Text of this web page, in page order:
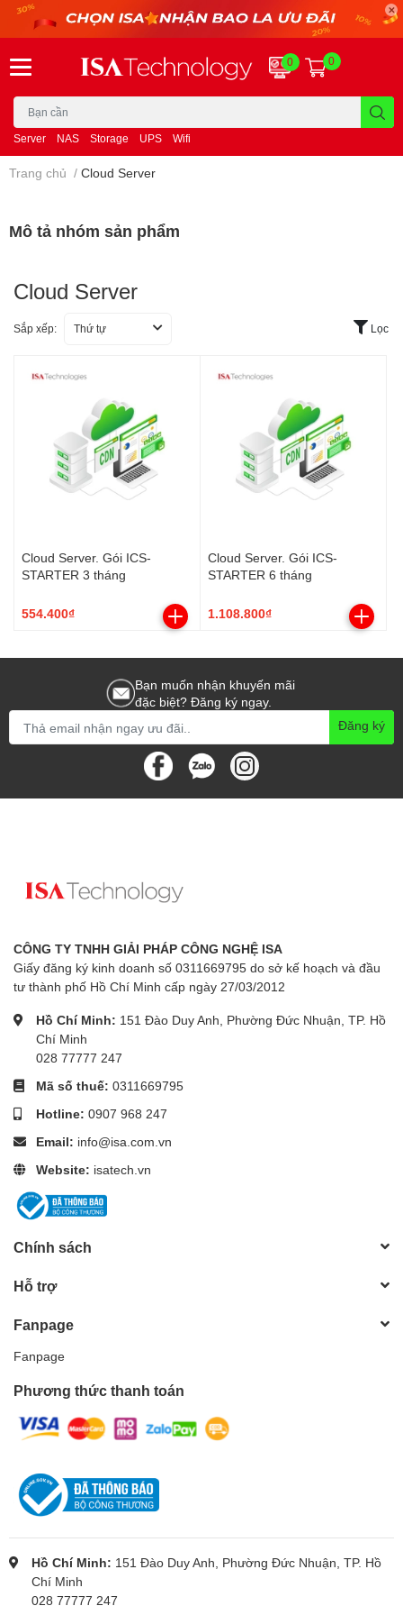
Server NAS Storage UPS Wifi
0 0
Trang chủ / Cloud Server
Mô tả nhóm sản phẩm
Cloud Server
Sắp xếp: Thứ tự Lọc
Cloud Server. Gói ICS-
STARTER 3 tháng
554.400₫
Cloud Server. Gói ICS-
STARTER 6 tháng
1.108.800₫
Bạn muốn nhận khuyến mãi
đặc biệt? Đăng ký ngay.
Đăng ký
CÔNG TY TNHH GIẢI PHÁP CÔNG NGHỆ ISA
Giấy đăng ký kinh doanh số 0311669795 do sở kế hoạch và đầu
tư thành phố Hồ Chí Minh cấp ngày 27/03/2012
Hồ Chí Minh: 151 Đào Duy Anh, Phường Đức Nhuận, TP. Hồ
Chí Minh
028 77777 247
Mã số thuế: 0311669795
Hotline: 0907 968 247
Email: info@isa.com.vn
Website: isatech.vn
Chính sách
Hỗ trợ
Fanpage
Fanpage
Phương thức thanh toán
Hồ Chí Minh: 151 Đào Duy Anh, Phường Đức Nhuận, TP. Hồ
Chí Minh
028 77777 247